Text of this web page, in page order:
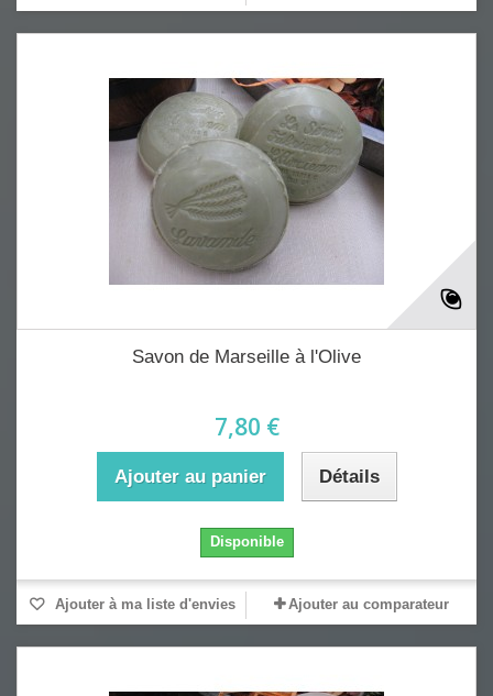
Savon de Marseille à l'Olive
7,80 €
Ajouter au panier Détails
Disponible
Ajouter à ma liste d'envies Ajouter au comparateur